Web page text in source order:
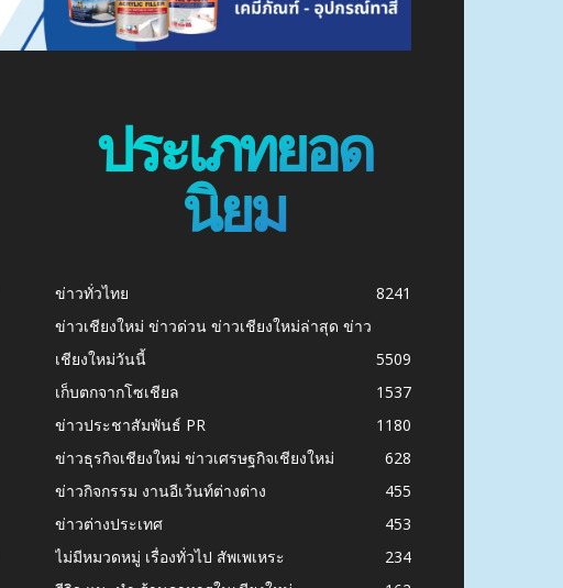
ประเภทยอด
นิยม
ข่าวทั่วไทย
8241
ข่าวเชียงใหม่ ข่าวด่วน ข่าวเชียงใหม่ล่าสุด ข่าว
เชียงใหม่วันนี้
5509
เก็บตกจากโซเชียล
1537
ข่าวประชาสัมพันธ์ PR
1180
ข่าวธุรกิจเชียงใหม่ ข่าวเศรษฐกิจเชียงใหม่
628
ข่าวกิจกรรม งานอีเว้นท์ต่างต่าง
455
ข่าวต่างประเทศ
453
ไม่มีหมวดหมู่ เรื่องทั่วไป สัพเพเหระ
234